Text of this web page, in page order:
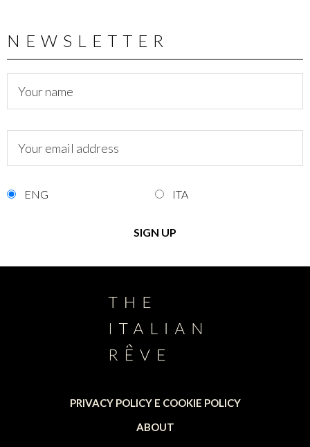
NEWSLETTER
ENG ITA
PRIVACY POLICY E COOKIE POLICY
ABOUT